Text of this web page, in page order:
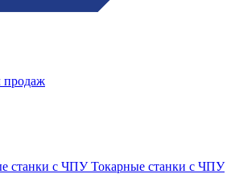
продаж
Токарные станки с ЧПУ